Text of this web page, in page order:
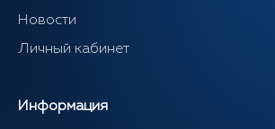
Новости
Личный кабинет
Информация